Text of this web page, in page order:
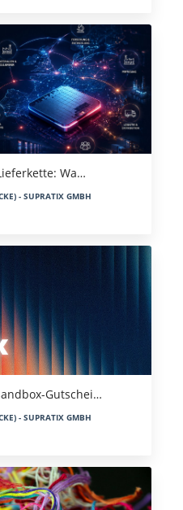
Wa…
- SUPRATIX GMBH
Gutschei…
- SUPRATIX GMBH